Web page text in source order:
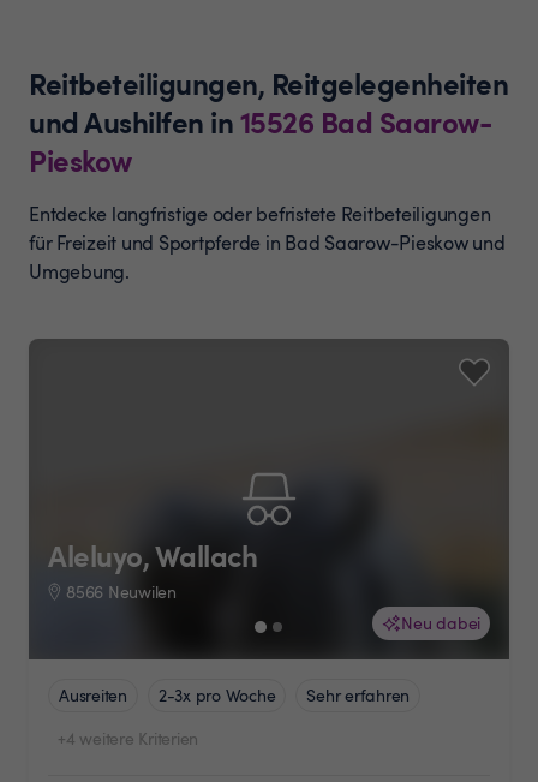
Reitbeteiligungen, Reitgelegenheiten
und Aushilfen in15526 Bad Saarow-
Pieskow
Entdecke langfristige oder befristete Reitbeteiligungen
für Freizeit und Sportpferde in Bad Saarow-Pieskow und
Umgebung.
Neu dabei
Aleluyo, Wallach
8566 Neuwilen
Ausreiten 2-3x pro Woche
Sehr erfahren
+4 weitere Kriterien